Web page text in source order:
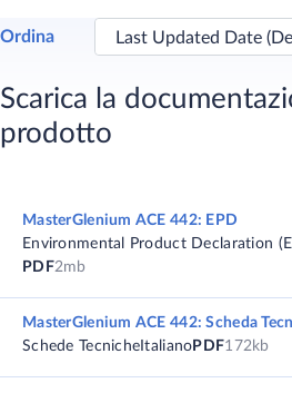
Ordina
Scarica la
prodotto
MasterGlenium ACE 442: EPD
Environmental Product Declaration
PDF2mb
MasterGlenium ACE 442: Scheda
Schede Tecniche Italiano PDF172kb